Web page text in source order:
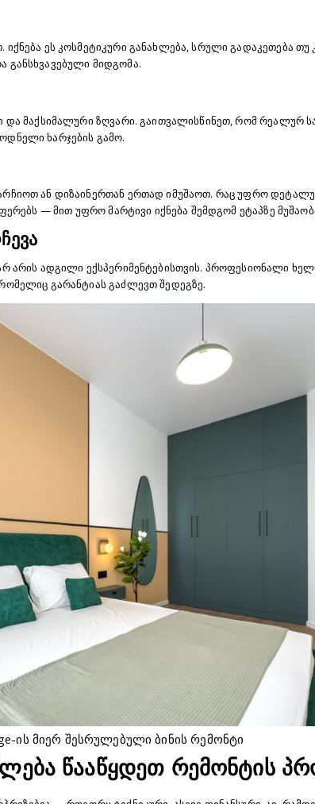
ეს კოსმეტიკური განახლება, სრული გადაკეთება თუ
განსხვავებული მიდგომა.
და მაქსიმალური ზღვარი. გაითვალისწინეთ, რომ რეალურ
ხარჯების გამო.
ან დიზაინერთან ერთად იმუშაოთ. რაც უფრო
— მით უფრო მარტივი იქნება შემდგომ ეტაპზე
არის ადგილი ექსპერიმენტებისთვის. პროფესიონალი
გარანტიას გაძლევთ შედეგზე.
ის მიერ შესრულებული ბინის რემონტი
წააწყდეთ რემონტის